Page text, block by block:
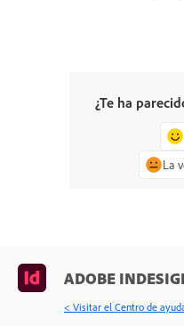
¿Te ha
La
ADOBE
< Visitar el Centro de